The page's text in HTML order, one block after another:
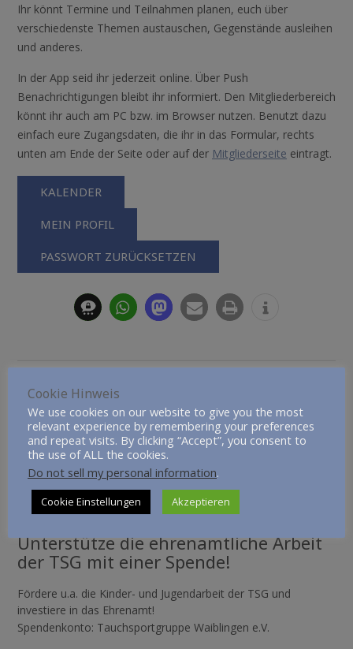
Ihr könnt Termine und Teilnahmen planen, euch über
verschiedenste Themen austauschen, Gegenstände ausleihen
und anderes.
In der App seid ihr jederzeit online. Über Push
Benachrichtigungen bleibt ihr informiert. Den Mitgliederbereich
könnt ihr auch am PC bzw. im Browser nutzen. Benutzt dazu
einfach eure Zugangsdaten, die ihr in das Formular, rechts
unten am Ende der Seite oder auf der Mitgliederseite eintragt.
KALENDER
MEIN PROFIL
PASSWORT ZURÜCKSETZEN
SPENDE
Unterstütze die ehrenamtliche Arbeit
der TSG mit einer Spende!
Fördere u.a. die Kinder- und Jugendarbeit der TSG und
investiere in das Ehrenamt!
Spendenkonto: Tauchsportgruppe Waiblingen e.V.
Cookie Hinweis
We use cookies on our website to give you the most
relevant experience by remembering your preferences
and repeat visits. By clicking “Accept”, you consent to
the use of ALL the cookies.
Do not sell my personal information.
Cookie Einstellungen Akzeptieren